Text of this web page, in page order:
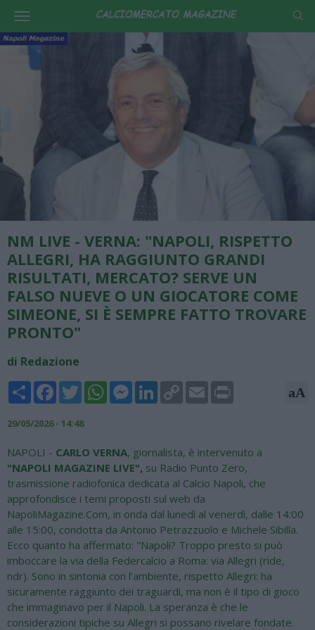
NM LIVE - VERNA: "NAPOLI, RISPETTO
ALLEGRI, HA RAGGIUNTO GRANDI
RISULTATI, MERCATO? SERVE UN
FALSO NUEVE O UN GIOCATORE COME
SIMEONE, SI È SEMPRE FATTO TROVARE
PRONTO"
di Redazione
Share FacebookTwitterWhatsAppMessengerLinkedInCopy
Link
Email aA
29/05/2026 - 14:48
NAPOLI - CARLO VERNA, giornalista, è intervenuto a
"NAPOLI MAGAZINE LIVE", su Radio Punto Zero,
trasmissione radiofonica dedicata al Calcio Napoli, che
approfondisce i temi proposti sul web da
NapoliMagazine.Com, in onda dal lunedì al venerdì, dalle 14:00
alle 15:00, condotta da Antonio Petrazzuolo e Michele Sibilla.
Ecco quanto ha affermato: "Napoli? Troppo presto si può
imboccare la via della Federcalcio a Roma: via Allegri (ride,
ndr). Sono in sintonia con l’ambiente, rispetto Allegri: ha
sicuramente raggiunto dei traguardi, ma non è il tipo di gioco
che immaginavo per il Napoli. La speranza è che le
considerazioni tipiche su Allegri si possano rivelare fondate.